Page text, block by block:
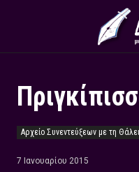
Αρχείο Συνεντεύξεων με τη
7 Ιανουαρίου 2015